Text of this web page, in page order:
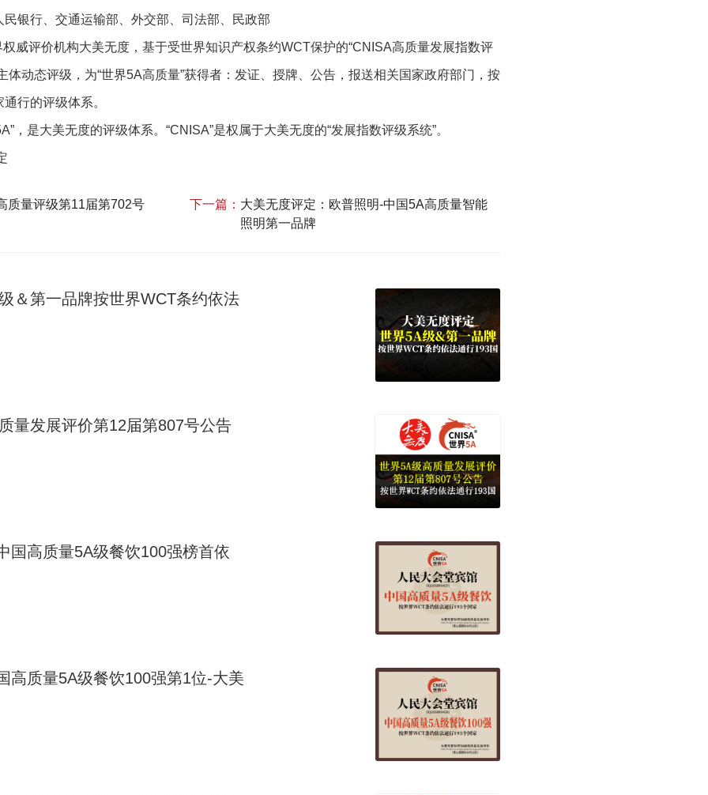
银行、交通运输部、外交部、司法部、民政部
威评价机构大美无度，基于受世界知识产权条约WCT保护的“CNISA高质量发展指数评
体动态评级，为“世界5A高质量”获得者：发证、授牌、公告，报送相关国家政府部门，按
行的评级体系。
，是大美无度的评级体系。“CNISA”是权属于大美无度的“发展指数评级系统”。
质量评级第11届第702号 下一篇： 大美无度评定：欧普照明-中国5A高质量智能
照明第一品牌
＆第一品牌按世界WCT条约依法
量发展评价第12届第807号公告
国高质量5A级餐饮100强榜首依
高质量5A级餐饮100强第1位-大美